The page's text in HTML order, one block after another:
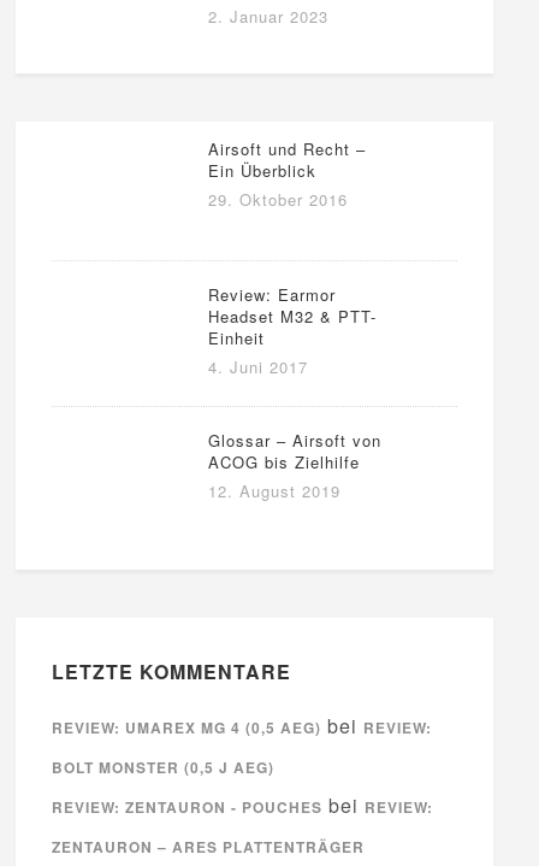
2. Januar 2023
Airsoft und Recht –
Ein Überblick
29. Oktober 2016
Review: Earmor
Headset M32 & PTT-
Einheit
4. Juni 2017
Glossar – Airsoft von
ACOG bis Zielhilfe
12. August 2019
LETZTE KOMMENTARE
REVIEW: UMAREX MG 4 (0,5 AEG) bei REVIEW:
BOLT MONSTER (0,5 J AEG)
REVIEW: ZENTAURON - POUCHES bei REVIEW:
ZENTAURON – ARES PLATTENTRÄGER